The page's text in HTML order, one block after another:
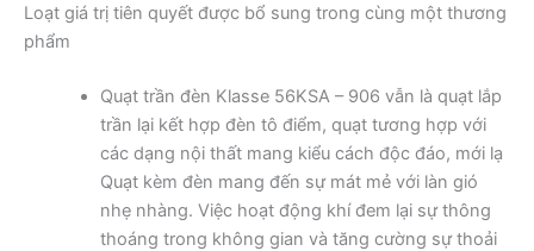
Loạt giá trị tiên quyết được bổ sung trong cùng một thương
phẩm
Quạt trần đèn Klasse 56KSA – 906 vẫn là quạt lắp
trần lại kết hợp đèn tô điểm, quạt tương hợp với
các dạng nội thất mang kiểu cách độc đáo, mới lạ
Quạt kèm đèn mang đến sự mát mẻ với làn gió
nhẹ nhàng. Việc hoạt động khí đem lại sự thông
thoáng trong không gian và tăng cường sự thoải